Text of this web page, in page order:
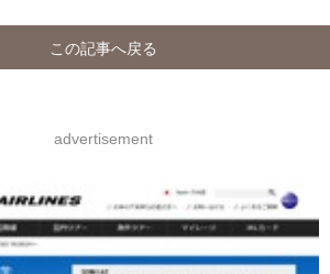
この記事へ戻る
advertisement